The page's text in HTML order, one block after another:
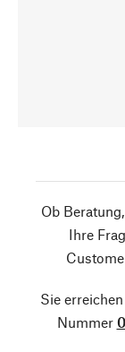
Ob
Ihre
Sie
Nummer